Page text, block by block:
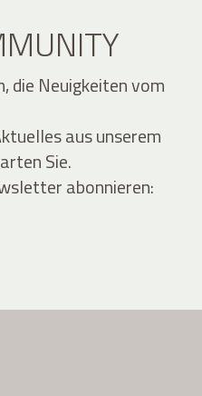
die Neuigkeiten vom
aus unserem
Sie.
abonnieren: